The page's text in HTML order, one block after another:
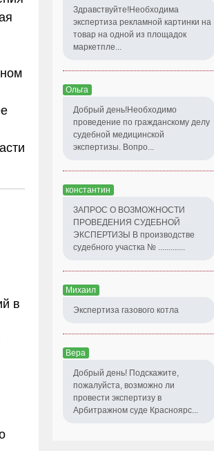
в
Здравствуйте!Необходима
экспертиза рекламной картинки на
товар на одной из площадок
маркетпле...
Ольга
Добрый день!Необходимо
проведение по гражданскому делу
судебной медицинской
экспертизы. Вопро...
константин
ЗАПРОС О ВОЗМОЖНОСТИ
ПРОВЕДЕНИЯ СУДЕБНОЙ
ЭКСПЕРТИЗЫ В производстве
судебного участка № .............
Михаил
Экспертиза газового котла
Вера
Добрый день! Подскажите,
пожалуйста, возможно ли
провести экспертизу в
Арбитражном суде Красноярс...